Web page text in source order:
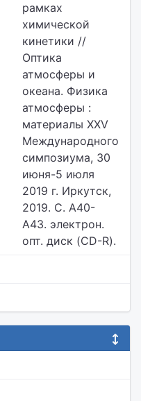
рамках
химической
кинетики //
Оптика
атмосферы и
океана. Физика
атмосферы :
материалы XXV
Международного
симпозиума, 30
июня-5 июля
2019 г. Иркутск,
2019. С. А40-
А43. электрон.
опт. диск (CD-R).